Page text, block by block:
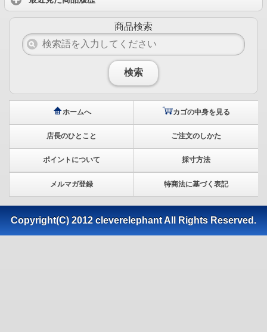
商品検索
検索
ホームへ カゴの中身を見る
店長のひとこと ご注文のしかた
ポイントについて 採寸方法
メルマガ登録 特商法に基づく表記
Copyright(C) 2012 cleverelephant All Rights Reserved.